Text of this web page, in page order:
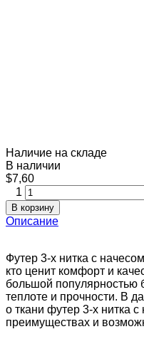
Наличие на складе
В наличии
$7,60
1
В корзину
Описание
Футер 3-х нитка с
кто ценит комфорт и
большой популярностью
теплоте и прочности. В
о ткани футер 3-х нитка
преимуществах и